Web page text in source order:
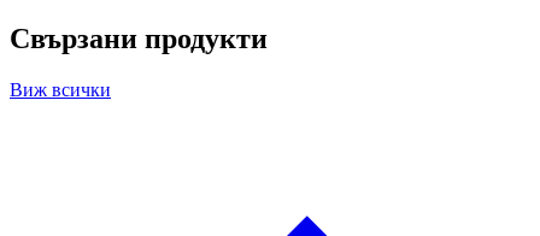
Свързани продукти
Виж всички